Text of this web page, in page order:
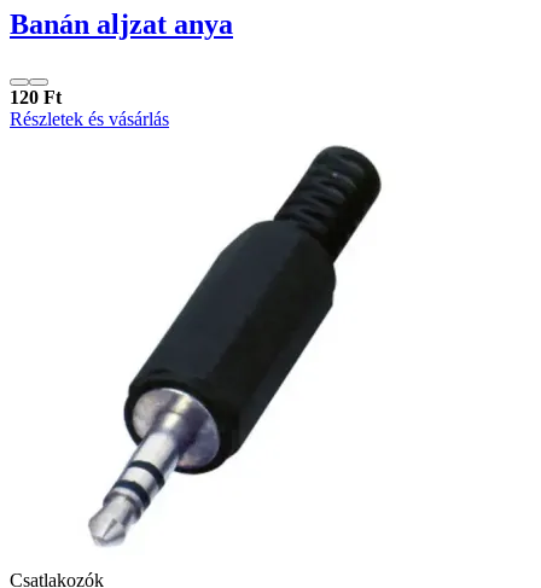
Banán aljzat anya
120 Ft
Részletek és vásárlás
Csatlakozók